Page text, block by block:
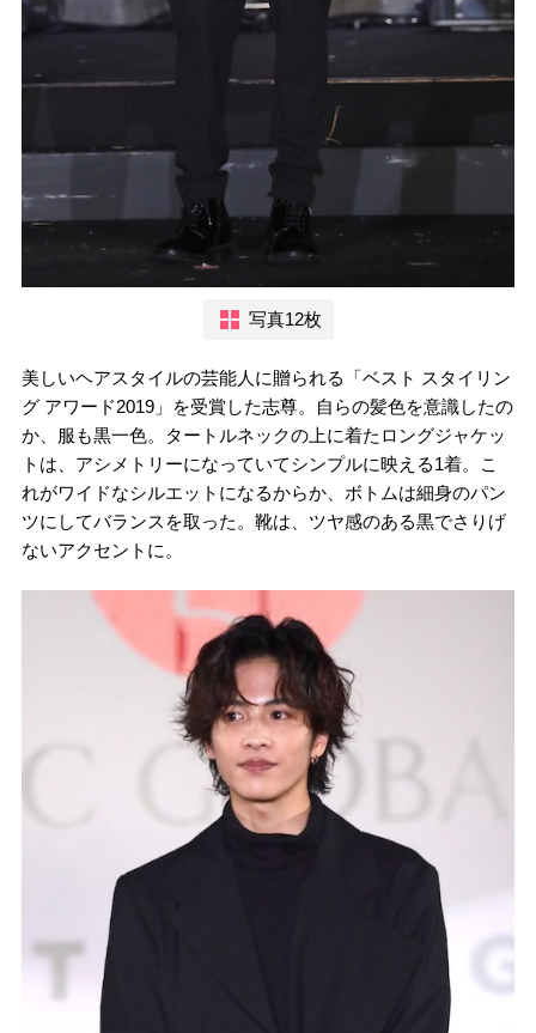
写真12枚
美しいヘアスタイルの芸能人に贈られる「ベスト スタイリン
グ アワード2019」を受賞した志尊。自らの髪色を意識したの
か、服も黒一色。タートルネックの上に着たロングジャケッ
トは、アシメトリーになっていてシンプルに映える1着。こ
れがワイドなシルエットになるからか、ボトムは細身のパン
ツにしてバランスを取った。靴は、ツヤ感のある黒でさりげ
ないアクセントに。